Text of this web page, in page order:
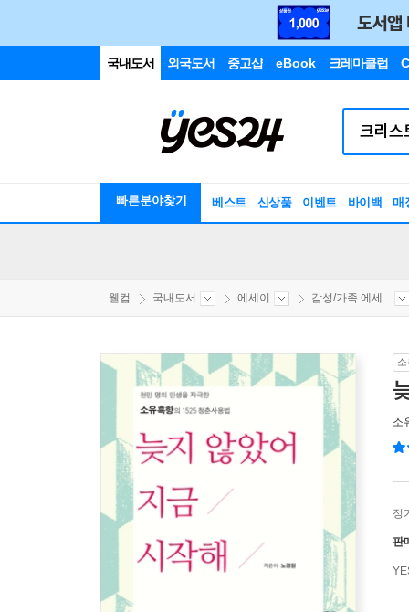
국내도서 외국도서 중고샵 eBook 크레마클럽
빠른분야찾기 베스트 신상품 이벤트 바이백 매
웰컴 국내도서 에세이 감성/가족 에세...
소
정
판